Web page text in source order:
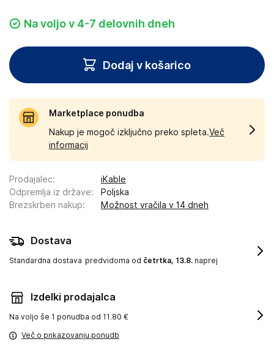
Na voljo v 4-7 delovnih dneh
Dodaj v košarico
Marketplace ponudba
Nakup je mogoč izključno preko spleta.Več
informacij
Prodajalec:
iKable
Odpremlja iz države:
Poljska
Brezskrben nakup: Možnost vračila v 14 dneh
Dostava
Standardna dostava predvidoma od četrtka, 13.8. naprej
Izdelki prodajalca
Na voljo še 1 ponudba od 11.80 €
Več o prikazovanju ponudb